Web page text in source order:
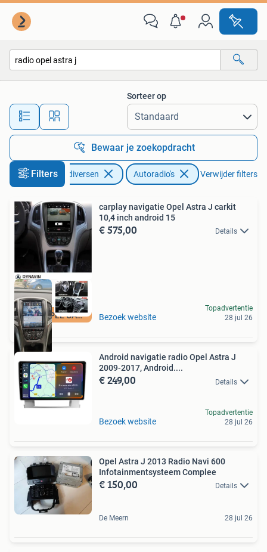
Alle afstanden…
Sorteer op
Bewaar je zoekopdracht
FiltersAuto diversen Autoradio's Verwijder filters
MET APPLE CARPLAY
carplay navigatie Opel Astra J carkit
10,4 inch android 15
€ 575,00 Details
Bezoek website
Topadvertentie
28 jul 26
Android navigatie radio Opel Astra J
2009-2017, Android....
€ 249,00 Details
Bezoek website
Topadvertentie
28 jul 26
Opel Astra J 2013 Radio Navi 600
Infotainmentsysteem Complee
€ 150,00 Details
De Meern 28 jul 26